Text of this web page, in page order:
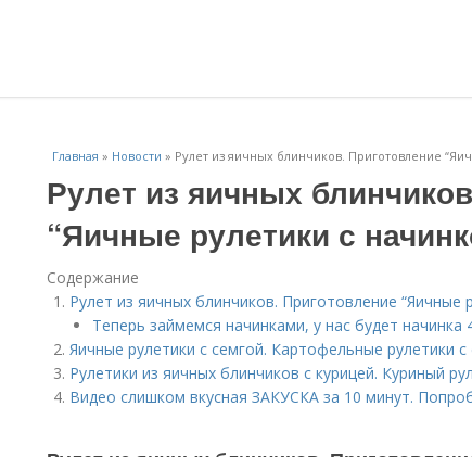
Главная » Новости » Рулет из яичных блинчиков. Приготовление
Рулет из яичных
“Яичные рулетики с
Содержание
Рулет из яичных блинчиков. Приготовление “Яичные
Теперь займемся начинками, у нас будет начинка
Яичные рулетики с семгой. Картофельные рулетики
Рулетики из яичных блинчиков с курицей. Куриный
Видео слишком вкусная ЗАКУСКА за 10 минут.